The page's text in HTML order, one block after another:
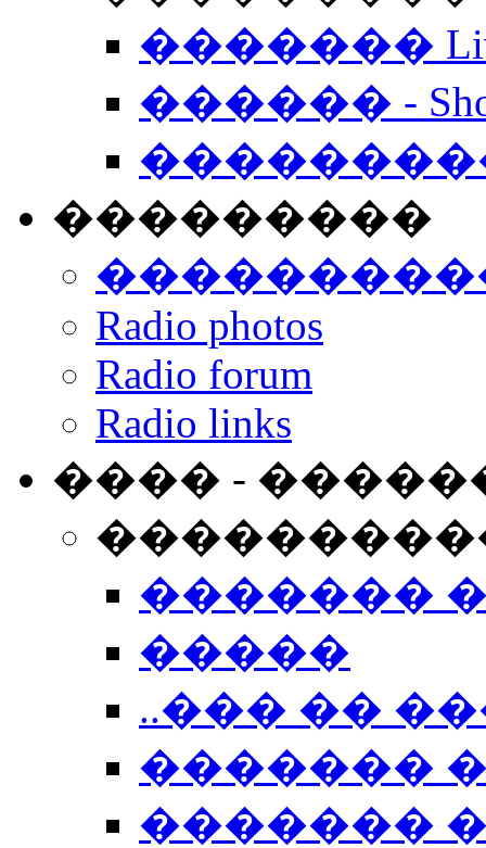
�������
������ -
���������
Radio photos
Radio forum
Radio links
���� -
�������
�����
..��� ��
�������
�������